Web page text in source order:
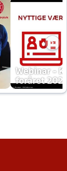
Webinar -
foråret